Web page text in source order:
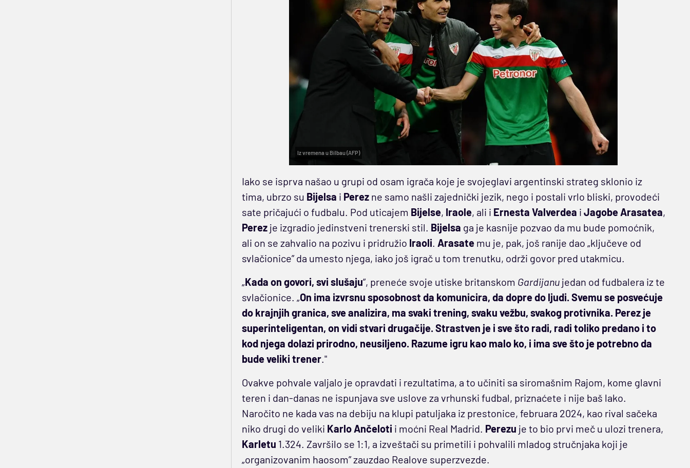
Iz vremena u Bilbau (AFP)
Iako se isprva našao u grupi od osam igrača koje je svojeglavi argentinski strateg sklonio iz
tima, ubrzo su Bijelsa i Perezne samo našli zajednički jezik, nego i postali vrlo bliski, provodeći
sate pričajući o fudbalu. Pod uticajem Bijelse, Iraole, ali i Ernesta Valverdea i Jagobe Arasatea,
Perezje izgradio jedinstveni trenerski stil. Bijelsa ga je kasnije pozvao da mu bude pomoćnik,
ali on se zahvalio na pozivu i pridružio Iraoli. Arasatemu je, pak, još ranije dao „ključeve od
svlačionice” da umesto njega, iako još igrač u tom trenutku, održi govor pred utakmicu.
„Kada on govori, svi slušaju”, preneće svoje utiske britanskom Gardijanujedan od fudbalera iz te
svlačionice. „On ima izvrsnu sposobnost da komunicira, da dopre do ljudi. Svemu se posvećuje
do krajnjih granica, sve analizira, ma svaki trening, svaku vežbu, svakog protivnika. Perez je
superinteligentan, on vidi stvari drugačije. Strastven je i sve što radi, radi toliko predano i to
kod njega dolazi prirodno, neusiljeno. Razume igru kao malo ko, i ima sve što je potrebno da
bude veliki trener."
Ovakve pohvale valjalo je opravdati i rezultatima, a to učiniti sa siromašnim Rajom, kome glavni
teren i dan-danas ne ispunjava sve uslove za vrhunski fudbal, priznaćete i nije baš lako.
Naročito ne kada vas na debiju na klupi patuljaka iz prestonice, februara 2024, kao rival sačeka
niko drugi do veliki Karlo Ančeloti i moćni Real Madrid. Perezu je to bio prvi meč u ulozi trenera,
Karletu 1.324. Završilo se 1:1, a izveštači su primetili i pohvalili mladog stručnjaka koji je
„organizovanim haosom” zauzdao Realove superzvezde.